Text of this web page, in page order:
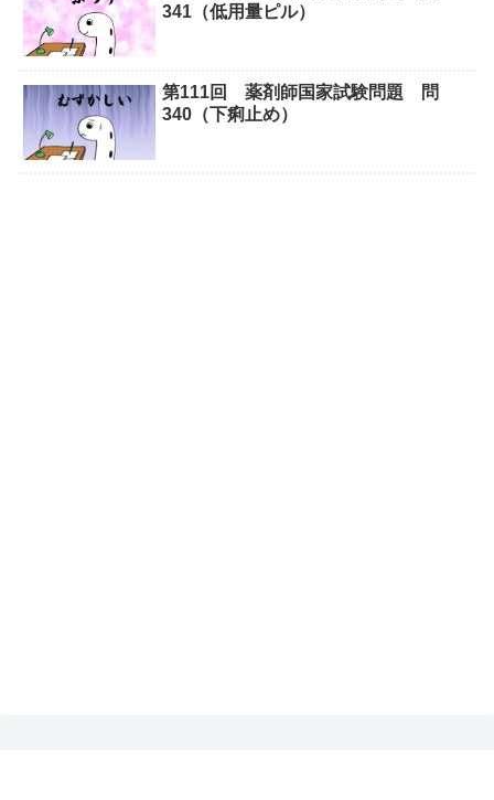
341（低用量ピル）
第111回 薬剤師国家試験問題 問
340（下痢止め）